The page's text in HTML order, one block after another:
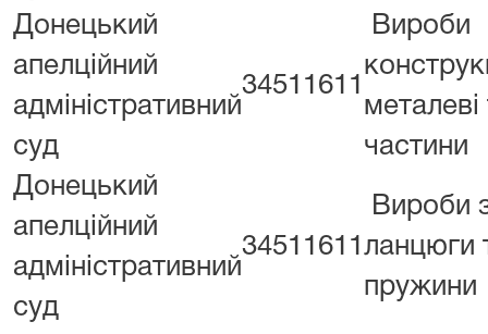
Донецький
апелційний
адміністративний
суд
34511611
Вироби
металеві
частини
Донецький
апелційний
адміністративний
суд
34511611
Вироби
ланцюги
пружини